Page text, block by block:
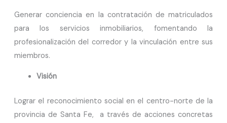
Generar conciencia en la contratación de matriculados
para los servicios inmobiliarios, fomentando la
profesionalización del corredor y la vinculación entre sus
miembros.
Visión
Lograr el reconocimiento social en el centro-norte de la
provincia de Santa Fe, a través de acciones concretas